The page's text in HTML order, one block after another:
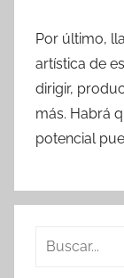
Por último,
artística de
dirigir,
más. Habrá
potencial